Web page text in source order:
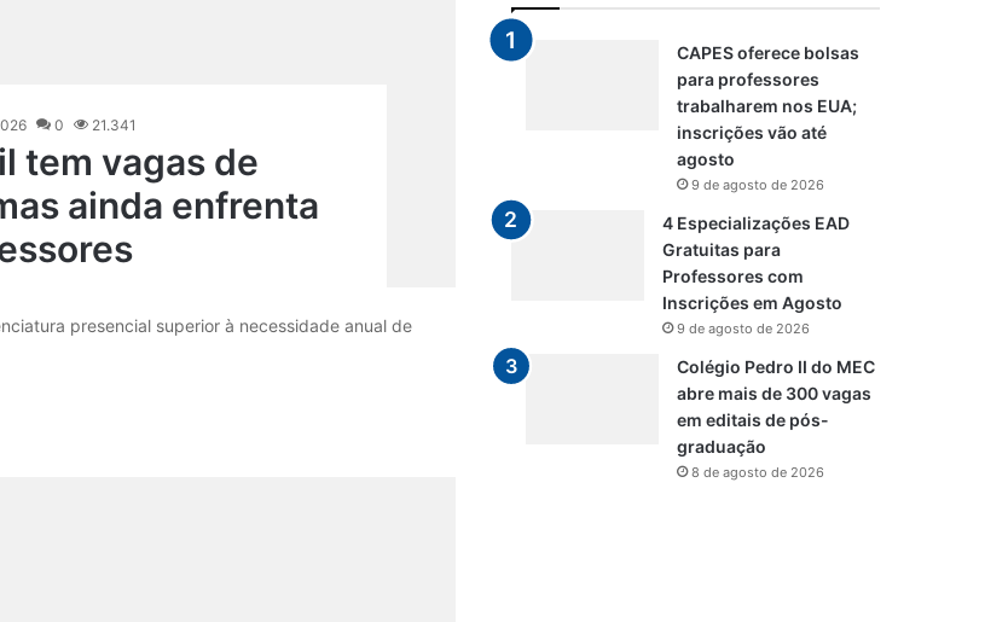
0 21.341
tem vagas de
ainda enfrenta
presencial superior à necessidade anual de
CAPES oferece bolsas
para professores
trabalharem nos EUA;
inscrições vão até
agosto
9 de agosto de 2026
4 Especializações EAD
Gratuitas para
Professores com
Inscrições em Agosto
9 de agosto de 2026
Colégio Pedro II do MEC
abre mais de 300 vagas
em editais de pós-
graduação
8 de agosto de 2026